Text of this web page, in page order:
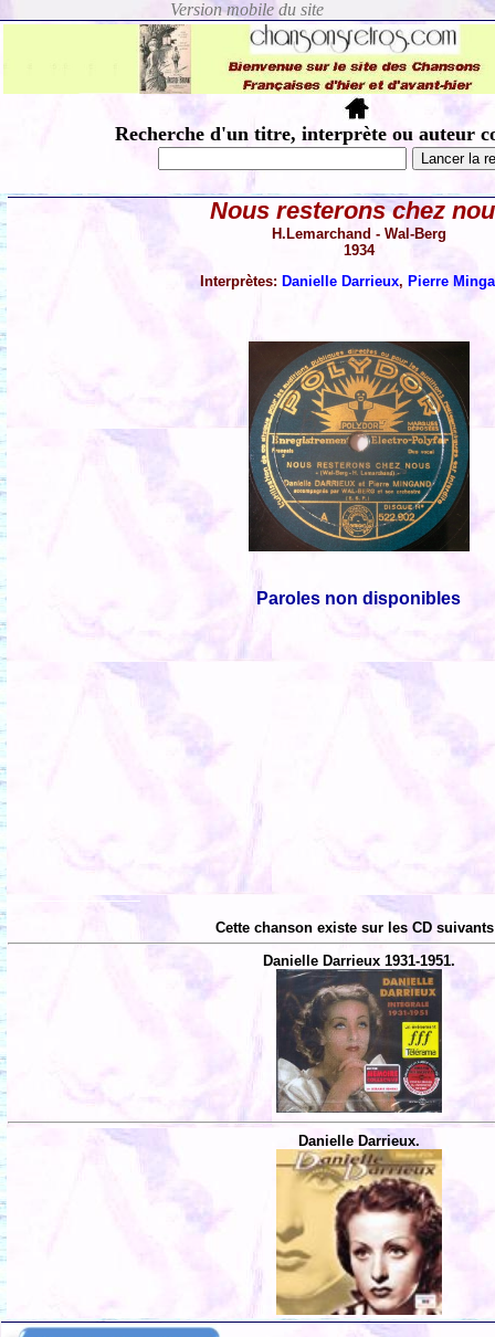
Recherche d'un titre, interprète ou auteur
Nous resterons chez
H.Lemarchand - Wal-Berg
1934
Interprètes: Danielle Darrieux, Pierre
Paroles non disponibles
Cette chanson existe sur les CD
Danielle Darrieux 1931-1951.
Danielle Darrieux.